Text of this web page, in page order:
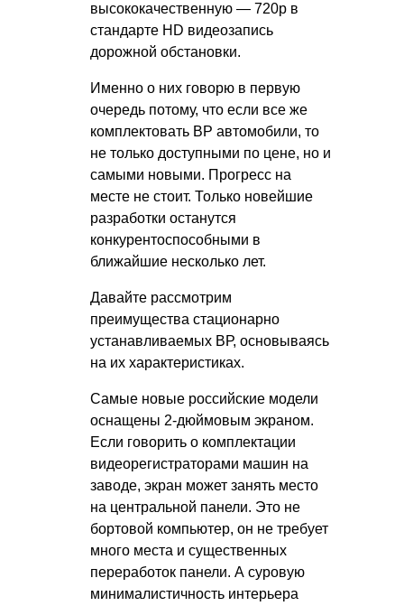
высококачественную — 720р в
стандарте HD видеозапись
дорожной обстановки.
Именно о них говорю в первую
очередь потому, что если все же
комплектовать ВР автомобили, то
не только доступными по цене, но и
самыми новыми. Прогресс на
месте не стоит. Только новейшие
разработки останутся
конкурентоспособными в
ближайшие несколько лет.
Давайте рассмотрим
преимущества стационарно
устанавливаемых ВР, основываясь
на их характеристиках.
Самые новые российские модели
оснащены 2-дюймовым экраном.
Если говорить о комплектации
видеорегистраторами машин на
заводе, экран может занять место
на центральной панели. Это не
бортовой компьютер, он не требует
много места и существенных
переработок панели. А суровую
минималистичность интерьера